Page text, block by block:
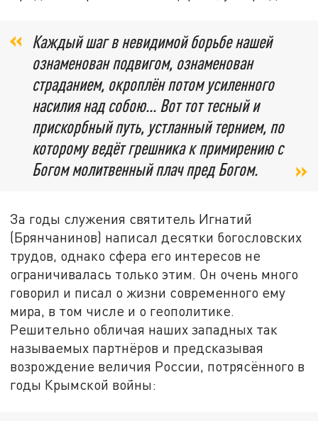
Каждый шаг в невидимой борьбе нашей
ознаменован подвигом, ознаменован
страданием, окроплён потом усиленного
насилия над собою... Вот тот тесный и
прискорбный путь, устланный тернием, по
которому ведёт грешника к примирению с
Богом молитвенный плач пред Богом.
За годы служения святитель Игнатий
(Брянчанинов) написал десятки богословских
трудов, однако сфера его интересов не
ограничивалась только этим. Он очень много
говорил и писал о жизни современного ему
мира, в том числе и о геополитике.
Решительно обличая наших западных так
называемых партнёров и предсказывая
возрождение величия России, потрясённого в
годы Крымской войны: